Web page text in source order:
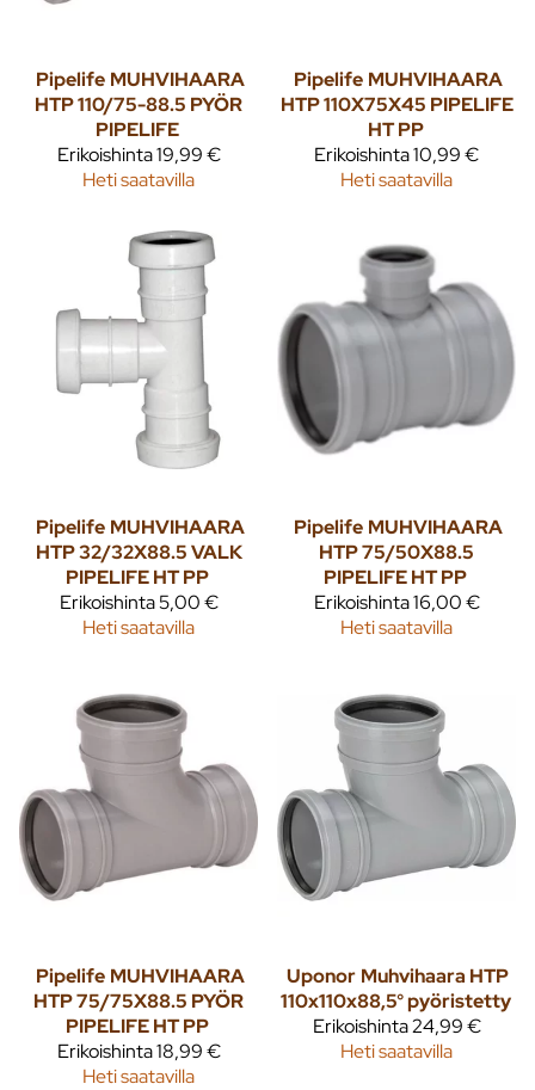
Pipelife MUHVIHAARA
HTP 110/75-88.5 PYÖR
PIPELIFE
Erikoishinta19,99 €
Heti saatavilla
Pipelife MUHVIHAARA
HTP 110X75X45 PIPELIFE
HT PP
Erikoishinta10,99 €
Heti saatavilla
Pipelife MUHVIHAARA
HTP 32/32X88.5 VALK
PIPELIFE HT PP
Erikoishinta5,00 €
Heti saatavilla
Pipelife MUHVIHAARA
HTP 75/50X88.5
PIPELIFE HT PP
Erikoishinta16,00 €
Heti saatavilla
Pipelife MUHVIHAARA
HTP 75/75X88.5 PYÖR
PIPELIFE HT PP
Erikoishinta18,99 €
Heti saatavilla
Uponor Muhvihaara HTP
110x110x88,5° pyöristetty
Erikoishinta24,99 €
Heti saatavilla